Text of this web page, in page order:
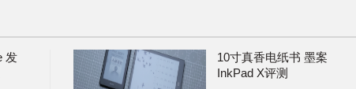
发
10寸真香电纸书 墨案
InkPad X评测